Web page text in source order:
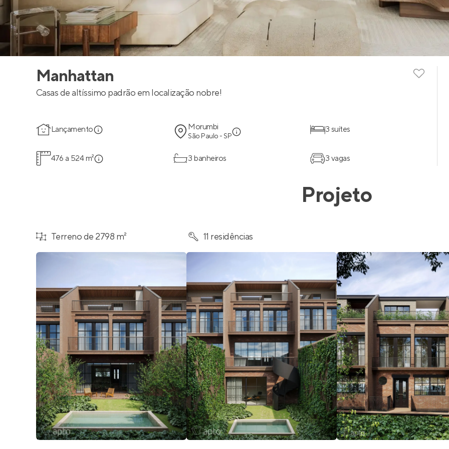
Manhattan
Casas de altíssimo padrão em localização nobre!
Lançamento Morumbi
São Paulo - SP
3 suítes
476 a 524 m² 3 banheiros 3 vagas
Projeto
Terreno de 2798 m² 11 residências